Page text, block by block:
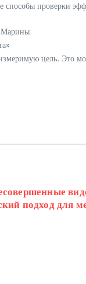
проверки
Марины
цель. Это
подход для